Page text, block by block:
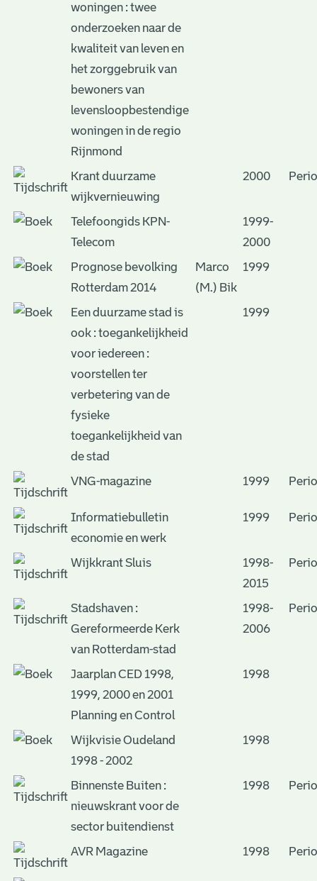
woningen : twee
onderzoeken naar de
kwaliteit van leven en
het zorggebruik van
bewoners van
levensloopbestendige
woningen in de regio
Rijnmond
Krant duurzame
wijkvernieuwing
2000
Telefoongids KPN-
Telecom
1999-
2000
Prognose bevolking
Rotterdam 2014
Marco
(M.) Bik
1999
Een duurzame stad is
ook : toegankelijkheid
voor iedereen :
voorstellen ter
verbetering van de
fysieke
toegankelijkheid van
de stad
1999
VNG-magazine 1999
Informatiebulletin
economie en werk
1999
Wijkkrant Sluis
1998-
2015
Stadshaven :
Gereformeerde Kerk
van Rotterdam-stad
1998-
2006
Jaarplan CED 1998,
1999, 2000 en 2001
Planning en Control
1998
Wijkvisie Oudeland
1998 - 2002
1998
Binnenste Buiten :
nieuwskrant voor de
sector buitendienst
1998
AVR Magazine 1998